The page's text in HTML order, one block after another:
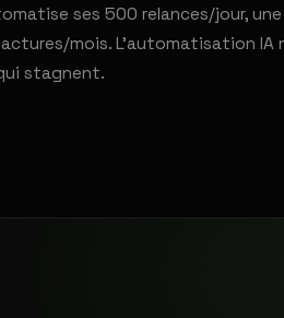
ses 500 relances/jour,
mois. L'automatisation IA
stagnent.